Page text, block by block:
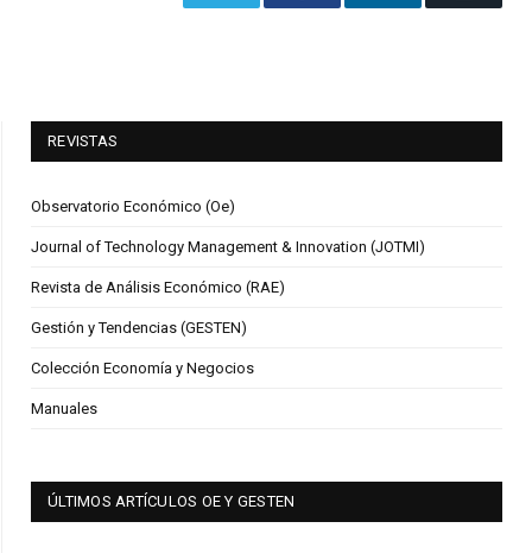
REVISTAS
Observatorio Económico (Oe)
Journal of Technology Management & Innovation (JOTMI)
Revista de Análisis Económico (RAE)
Gestión y Tendencias (GESTEN)
Colección Economía y Negocios
Manuales
ÚLTIMOS ARTÍCULOS OE Y GESTEN